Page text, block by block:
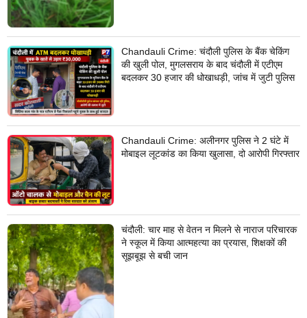
Chandauli Crime: चंदौली पुलिस के बैंक चेकिंग
की खुली पोल, मुगलसराय के बाद चंदौली में एटीएम
बदलकर 30 हजार की धोखाधड़ी, जांच में जुटी पुलिस
Chandauli Crime: अलीनगर पुलिस ने 2 घंटे में
मोबाइल लूटकांड का किया खुलासा, दो आरोपी गिरफ्तार
चंदौली: चार माह से वेतन न मिलने से नाराज परिचारक
ने स्कूल में किया आत्महत्या का प्रयास, शिक्षकों की
सूझबूझ से बची जान